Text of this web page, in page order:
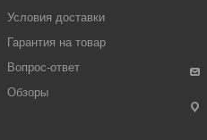
Условия доставки
Гарантия на товар
Вопрос-ответ
Обзоры